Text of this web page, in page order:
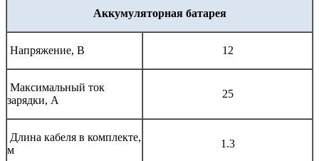
Аккумуляторная батарея
Напряжение, В 12
Максимальный ток
зарядки, А
25
Длина кабеля в комплекте,
м
1.3